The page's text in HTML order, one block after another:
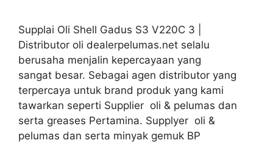
Supplai Oli Shell Gadus S3 V220C 3 |
Distributor oli dealerpelumas.net selalu
berusaha menjalin kepercayaan yang
sangat besar. Sebagai agen distributor yang
terpercaya untuk brand produk yang kami
tawarkan seperti Supplier oli & pelumas dan
serta greases Pertamina. Supplyer oli &
pelumas dan serta minyak gemuk BP